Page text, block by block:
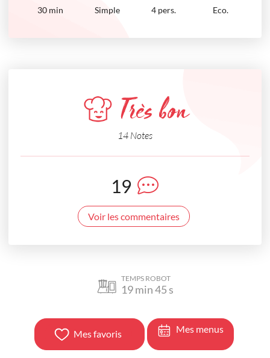
30 min Simple 4 pers. Eco.
Très bon
14 Notes
19
Voir les commentaires
TEMPS ROBOT
19min45 s
Mes favoris Mes menus